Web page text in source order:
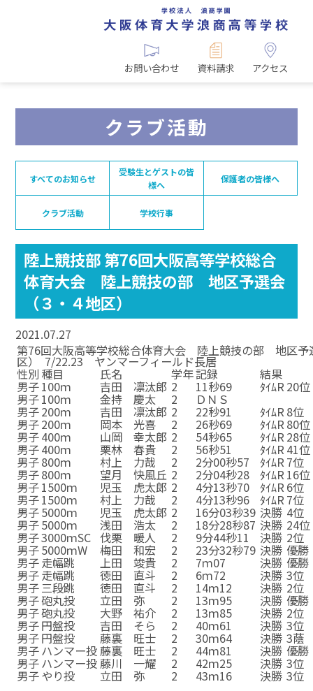
お問い合わせ 資料請求 アクセス
クラブ活動
すべてのお知らせ
受験生とゲストの皆
様へ
保護者の皆様へ
クラブ活動 学校行事
陸上競技部 第76回大阪高等学校総合
体育大会 陸上競技の部 地区予選会
（３・４地区）
2021.07.27
第76回大阪高等学校総合体育大会 陸上競技の部 地区予
区） 7/22.23 ヤンマーフィールド長居
性別 種目 氏名 学年記録 結果
男子100ｍ 吉田 凛汰郎 2 11秒69 ﾀｲﾑR 20位
男子100ｍ 金持 慶太 2 ＤＮＳ
男子200ｍ 吉田 凛汰郎 2 22秒91 ﾀｲﾑR 8位
男子200ｍ 岡本 光喜 2 26秒69 ﾀｲﾑR 80位
男子400ｍ 山岡 幸太郎 2 54秒65 ﾀｲﾑR 28位
男子400ｍ 栗林 春貴 2 56秒51 ﾀｲﾑR 41位
男子800ｍ 村上 力哉 2 2分00秒57 ﾀｲﾑR 7位
男子800ｍ 望月 快風丘 2 2分04秒28 ﾀｲﾑR 16位
男子1500ｍ 児玉 虎太郎 2 4分13秒70 ﾀｲﾑR 6位
男子1500ｍ 村上 力哉 2 4分13秒96 ﾀｲﾑR 7位
男子5000ｍ 児玉 虎太郎 2 16分03秒39 決勝 4位
男子5000ｍ 浅田 浩太 2 18分28秒87 決勝 24位
男子3000ｍSC 伐栗 暖人 2 9分44秒11 決勝 2位
男子5000ｍW 梅田 和宏 2 23分32秒79 決勝 優勝
男子走幅跳 上田 竣貴 2 7ｍ07 決勝 優勝
男子走幅跳 徳田 直斗 2 6ｍ72 決勝 3位
男子 三段跳 徳田 直斗 2 14ｍ12 決勝 2位
男子砲丸投 立田 弥 2 13ｍ95 決勝 優勝
男子砲丸投 大野 祐介 2 13ｍ85 決勝 2位
男子円盤投 吉田 そら 2 40ｍ61 決勝 3位
男子円盤投 藤裏 旺士 2 30ｍ64 決勝 3蔭
男子ハンマー投 藤裏 旺士 2 44ｍ81 決勝 優勝
男子ハンマー投 藤川 一耀 2 42ｍ25 決勝 3位
男子やり投 立田 弥 2 43ｍ16 決勝 3位